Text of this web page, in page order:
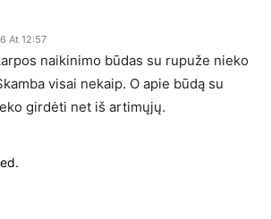
At 12:57
naikinimo būdas su rupuže nieko
visai nekaip. O apie būdą su
girdėti net iš artimųjų.